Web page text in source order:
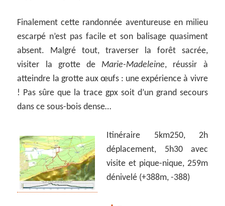
Finalement cette randonnée aventureuse en milieu
escarpé n’est pas facile et son balisage quasiment
absent. Malgré tout, traverser la forêt sacrée,
visiter la grotte de Marie-Madeleine, réussir à
atteindre la grotte aux œufs : une expérience à vivre
! Pas sûre que la trace gpx soit d’un grand secours
dans ce sous-bois dense…
Itinéraire 5km250, 2h
déplacement, 5h30 avec
visite et pique-nique, 259m
dénivelé (+388m, -388)